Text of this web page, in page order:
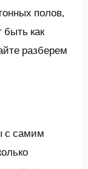
полов,
быть как
разберем
с самим